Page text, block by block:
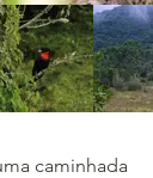
caminhada